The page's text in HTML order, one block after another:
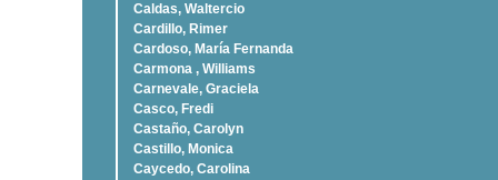
Caldas, Waltercio
Cardillo, Rimer
Cardoso, Marí­a Fernanda
Carmona , Williams
Carnevale, Graciela
Casco, Fredi
Castaño, Carolyn
Castillo, Monica
Caycedo, Carolina